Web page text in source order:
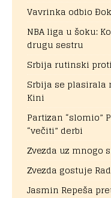
Vavrinka odbio
NBA liga u šoku:
drugu sestru
Srbija rutinski
Srbija se plasirala
Kini
Partizan “slomio”
“večiti” derbi
Zvezda uz mnogo
Zvezda gostuje
Jasmin Repeša